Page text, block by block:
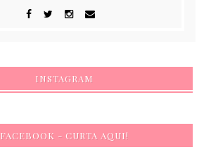
INSTAGRAM
FACEBOOK - CURTA AQUI!